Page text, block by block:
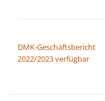
DMK-Geschäftsbericht
2022/2023 verfügbar